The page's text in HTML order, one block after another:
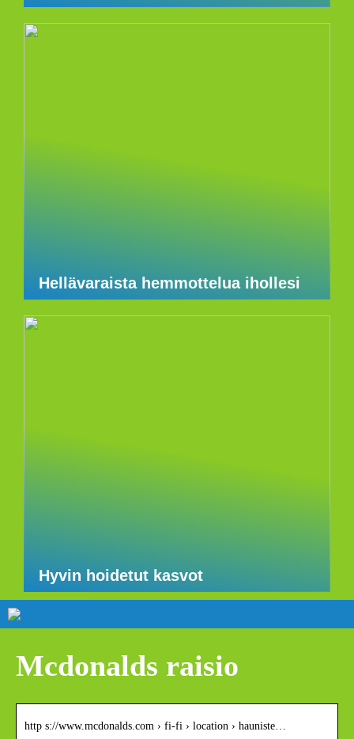
Hellävaraista hemmottelua ihollesi
Hyvin hoidetut kasvot
Mcdonalds raisio
http s://www.mcdonalds.com › fi-fi › location › hauniste…